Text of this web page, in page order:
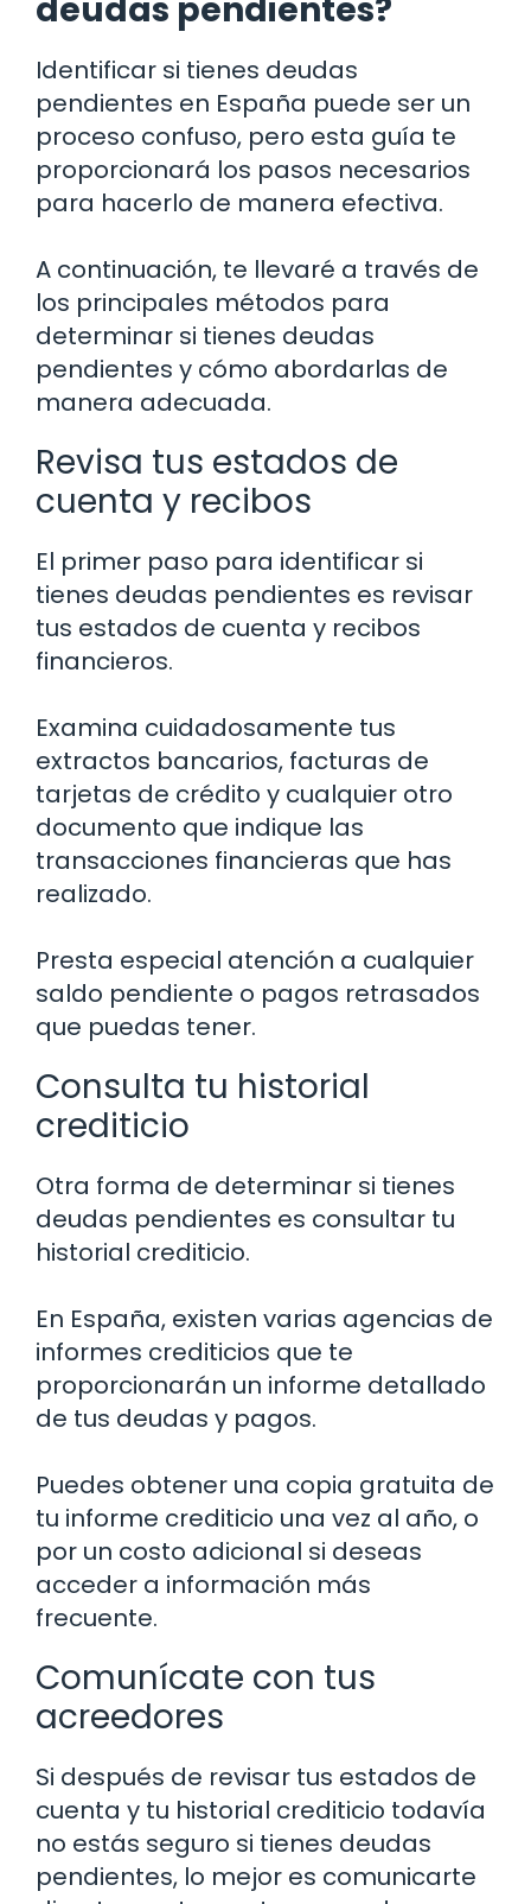
deudas pendientes?
Identificar si tienes deudas
pendientes en España puede ser un
proceso confuso, pero esta guía te
proporcionará los pasos necesarios
para hacerlo de manera efectiva.
A continuación, te llevaré a través de
los principales métodos para
determinar si tienes deudas
pendientes y cómo abordarlas de
manera adecuada.
Revisa tus estados de
cuenta y recibos
El primer paso para identificar si
tienes deudas pendientes es revisar
tus estados de cuenta y recibos
financieros.
Examina cuidadosamente tus
extractos bancarios, facturas de
tarjetas de crédito y cualquier otro
documento que indique las
transacciones financieras que has
realizado.
Presta especial atención a cualquier
saldo pendiente o pagos retrasados
que puedas tener.
Consulta tu historial
crediticio
Otra forma de determinar si tienes
deudas pendientes es consultar tu
historial crediticio.
En España, existen varias agencias de
informes crediticios que te
proporcionarán un informe detallado
de tus deudas y pagos.
Puedes obtener una copia gratuita de
tu informe crediticio una vez al año, o
por un costo adicional si deseas
acceder a información más
frecuente.
Comunícate con tus
acreedores
Si después de revisar tus estados de
cuenta y tu historial crediticio todavía
no estás seguro si tienes deudas
pendientes, lo mejor es comunicarte